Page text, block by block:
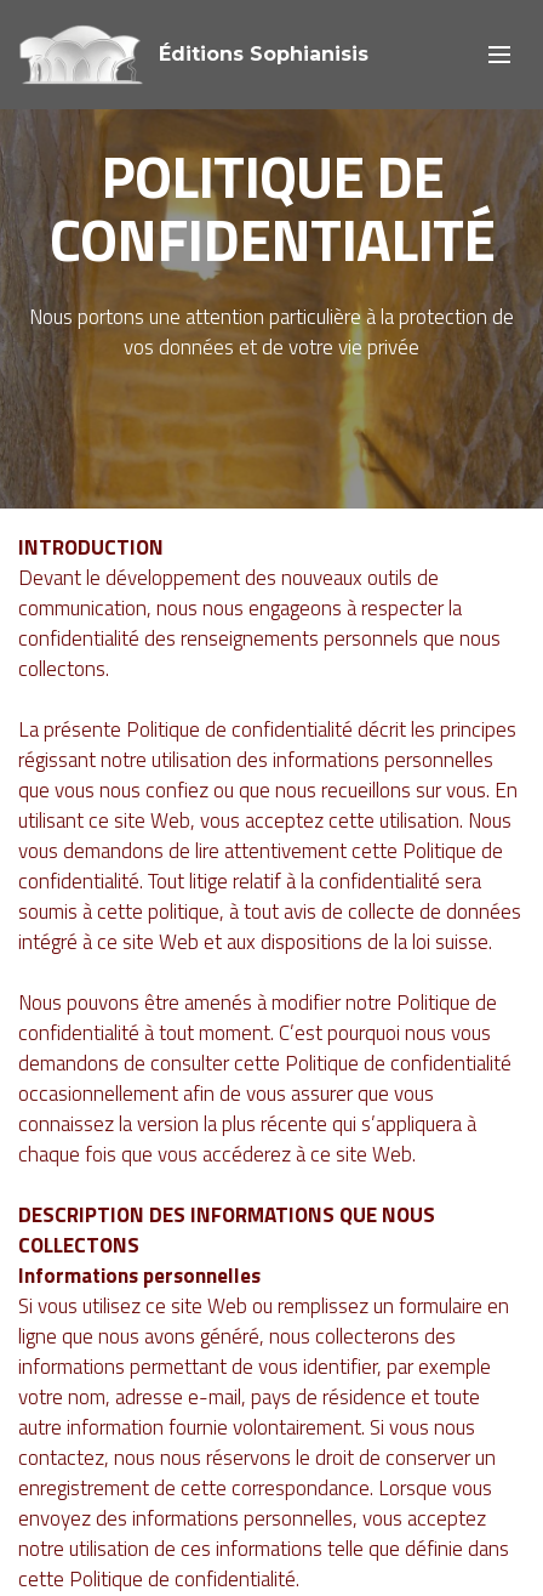
Éditions Sophianisis
POLITIQUE DE
CONFIDENTIALITÉ
Nous portons une attention particulière à la protection de
vos données et de votre vie privée
INTRODUCTION
Devant le développement des nouveaux outils de
communication, nous nous engageons à respecter la
confidentialité des renseignements personnels que nous
collectons.
La présente Politique de confidentialité décrit les principes
régissant notre utilisation des informations personnelles
que vous nous confiez ou que nous recueillons sur vous. En
utilisant ce site Web, vous acceptez cette utilisation. Nous
vous demandons de lire attentivement cette Politique de
confidentialité. Tout litige relatif à la confidentialité sera
soumis à cette politique, à tout avis de collecte de données
intégré à ce site Web et aux dispositions de la loi suisse.
Nous pouvons être amenés à modifier notre Politique de
confidentialité à tout moment. C’est pourquoi nous vous
demandons de consulter cette Politique de confidentialité
occasionnellement afin de vous assurer que vous
connaissez la version la plus récente qui s’appliquera à
chaque fois que vous accéderez à ce site Web.
DESCRIPTION DES INFORMATIONS QUE NOUS
COLLECTONS
Informations personnelles
Si vous utilisez ce site Web ou remplissez un formulaire en
ligne que nous avons généré, nous collecterons des
informations permettant de vous identifier, par exemple
votre nom, adresse e-mail, pays de résidence et toute
autre information fournie volontairement. Si vous nous
contactez, nous nous réservons le droit de conserver un
enregistrement de cette correspondance. Lorsque vous
envoyez des informations personnelles, vous acceptez
notre utilisation de ces informations telle que définie dans
cette Politique de confidentialité.